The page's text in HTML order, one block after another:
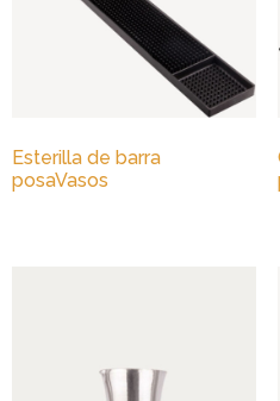
Esterilla de barra
posaVasos